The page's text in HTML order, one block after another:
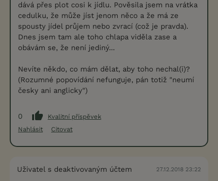
dává přes plot cosi k jídlu. Pověsila jsem na vrátka
cedulku, že může jíst jenom něco a že má ze
spousty jídel průjem nebo zvrací (což je pravda).
Dnes jsem tam ale toho chlapa viděla zase a
obávám se, že není jediný...
Nevíte někdo, co mám dělat, aby toho nechal(i)?
(Rozumné popovídání nefunguje, pán totiž "neumí
česky ani anglicky")
0
Kvalitní příspěvek
Nahlásit
Citovat
Uživatel s deaktivovaným účtem 27.12.2018 23:22